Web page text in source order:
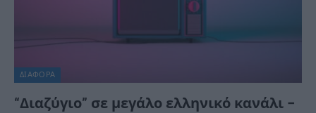
ΔΙΆΦΟΡΑ
“Διαζύγιο” σε μεγάλο ελληνικό κανάλι –